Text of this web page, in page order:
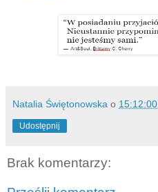
Natalia Świętonowska o 15:12:00
Udostępnij
Brak komentarzy: